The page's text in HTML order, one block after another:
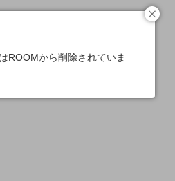
ROOMから削除されていま